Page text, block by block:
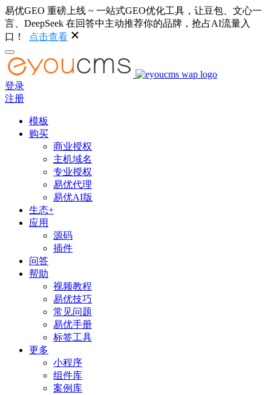
易优GEO 重磅上线 ~ 一站式GEO优化工具，让豆包、文心一
言、DeepSeek 在回答中主动推荐你的品牌，抢占AI流量入
口！
点击查看
登录
注册
模板
购买
商业授权
主机域名
专业授权
易优代理
易优AI版
生态+
应用
源码
插件
问答
帮助
视频教程
易优技巧
常见问题
易优手册
标签工具
更多
小程序
组件库
案例库